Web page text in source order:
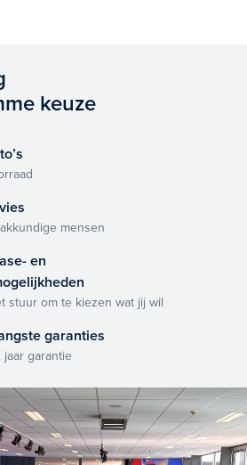
keuze
mensen
en
stuur om te kiezen wat jij wil
garanties
garantie